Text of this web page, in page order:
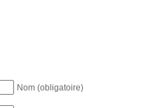
Nom (obligatoire)